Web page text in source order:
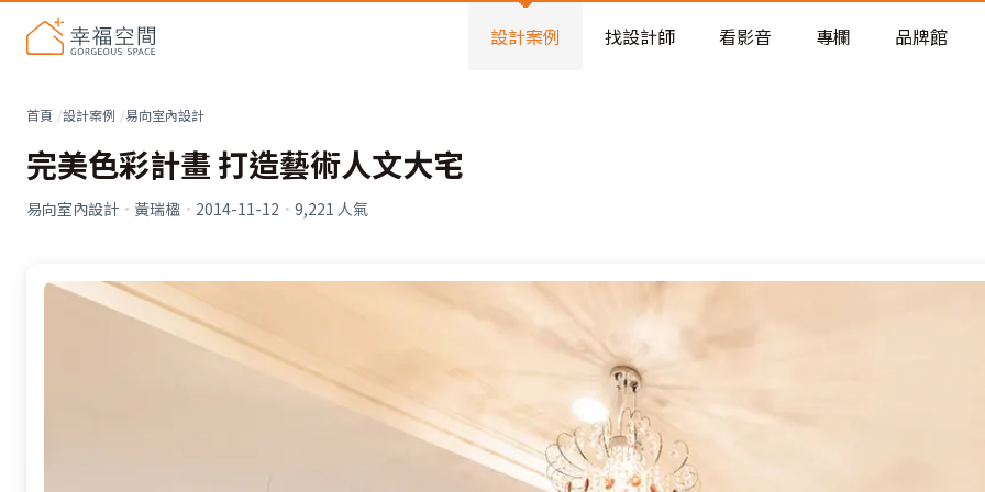
看不見的居家風險和翻新關鍵
老屋預算分配與高 CP 值煥新術
設計案例 找設計師 看影音 專欄 品牌館
首頁 設計案例 易向室內設計
完美色彩計畫 打造藝術人文大宅
易向室內設計 · 黃瑞楹 · 2014-11-12 · 9,221 人氣